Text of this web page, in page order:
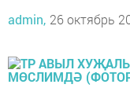
admin, 26 октябрь